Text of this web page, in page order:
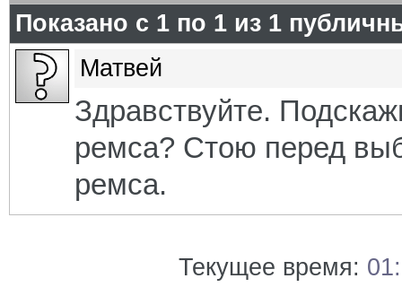
Показано с 1 по 1 из 1
Матвей
Здравствуйте.
ремса? Стою перед
ремса.
Текущее время: